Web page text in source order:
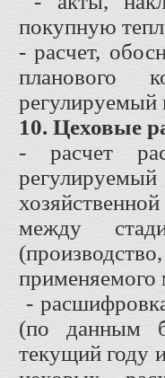
покупную
- расчет,
планового
регулируемый
10. Цеховые
- расчет
между
применяемого
-
(по данным
текущий году